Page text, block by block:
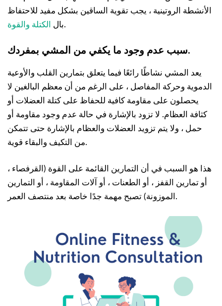
الأنشطة الروتينية ، يجب تقوية الساقين بشكل مفيد للاحتفاظ
بال
الكتلة والقوة .
سبب عدم وجود ما يكفي من المشي بمفردك.
يعد المشي نشاطًا رائعًا فيما يتعلق بتمارين القلب والأوعية
الدموية وحركة المفاصل ، على الرغم من أن معظم البالغين لا
يحصلون على مقاومة كافية للحفاظ على كتلة العضلات أو
كثافة العظام. لا تزود بالإشارة في حالة عدم وجود مقاومة أو
حمل ، ولا يتم تزويد العضلات والعظام بالإشارة حتى تتمكن
من التكيف والبقاء قوية.
هذا هو السبب في أن التمارين القائمة على القوة (القرفصاء ،
أو تمارين القفز ، أو الطعنات ، أو آلات المقاومة ، أو التمارين
الموزونة) تصبح مهمة جدًا خاصة بعد منتصف العمر.